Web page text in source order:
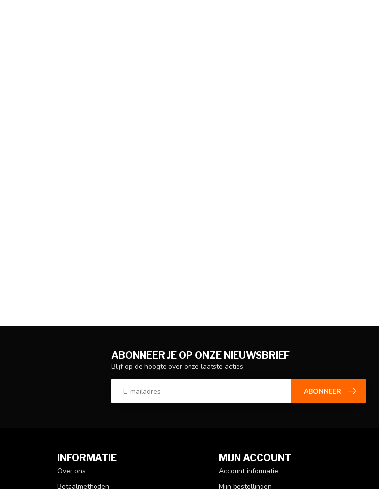
ABONNEER JE OP ONZE NIEUWSBRIEF
Blijf op de hoogte over onze laatste acties
ABONNEER
INFORMATIE
Over ons
Betaalmethoden
MIJN ACCOUNT
Account informatie
Mijn bestellingen